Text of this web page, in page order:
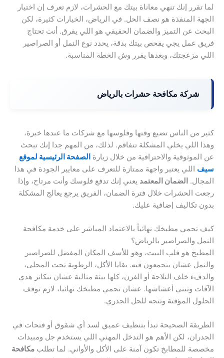
لما تقرر إنك تنهي معاناة بيتك مع الحشرات، لازم تعرف إن اختيار
الجهة المنفذة هو نصف الحل. في الرياض، الخيارات كثيرة، لكن
البحث عن التميز والضمان الحقيقي هو اللي يفرق. أنت تحتاج
فريق عمل يجي يفحص بيتك بدقة، يحدد نوع النمل أو الصراصير
اللي مزعجتك، وبعدها يقرر وش الخطة المناسبة.
شركة مكافحة حشرات بالرياض
كثير من الناس تضيع وقتها وفلوسها مع شركات ما عندها خبرة،
وهذا اللي يخلي المشكلة تتفاقم. لذلك، من المهم جدا إنك تبحث
عن الموثوقية والاحترافية من خلال زيارة الصفحة الرئيسية لموقع
سيف اللي يعتبر واجهة ممتازة للتعرف على معايير الجودة في هذا
المجال. الضمان المعتمد يعني إنك تدفع فلوسك وأنت مرتاح، وإذا
رجعت الحشرات خلال فترة الضمان، الفريق يرجع يعالج المشكلة
بدون تكاليف إضافية عليك.
كيف تحمي مطبخك نهائياً بالاعتماد المباشر على خدمة مكافحة
النمل والصراصير بالرياض؟
المطبخ هو قلب البيت، وهو للأسف المكان المفضل للصراصير
والنمل عشان يتجمعون فيه. بقايا الأكل، الرطوبة تحت المجلى،
والدفء خلف الثلاجة أو الفرن، كلها بيئة مثالية عشان تتكاثر هذي
الآفات وتبني أعشاشها. عشان تحمي مطبخك نهائيا، لازم توقف
الحلول المؤقتة وتتجه للحل الجذري.
الطريقة الصحيحة تبدأ بتنظيف عميق لسد أي شقوق أو فتحات في
الجدران، لكن الأهم هو التدخل المهني اللي يستخدم جل ومبيدات
مخصصة للمطابخ تكون آمنة على الأكل والأواني. لما تطلب مكافحة